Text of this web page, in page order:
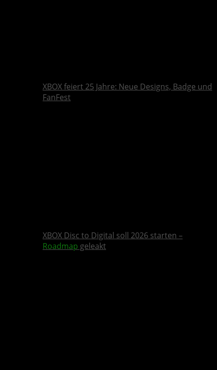
XBOX feiert 25 Jahre: Neue Designs, Badge und
FanFest
XBOX Disc to Digital soll 2026 starten –
Roadmap geleakt